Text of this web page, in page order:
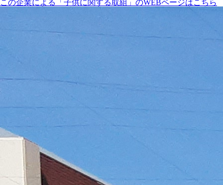
この企業による「子供に関する取組」のWEBページはこちら